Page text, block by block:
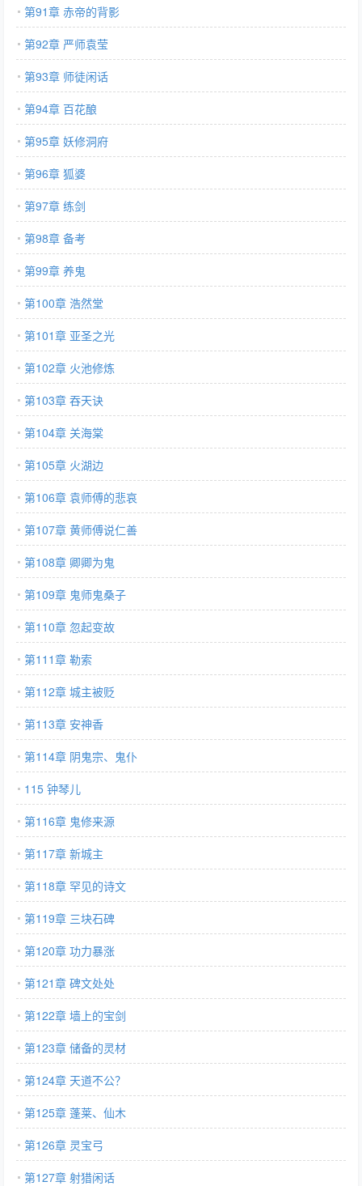
第91章 赤帝的背影
第92章 严师袁莹
第93章 师徒闲话
第94章 百花酿
第95章 妖修洞府
第96章 狐婆
第97章 练剑
第98章 备考
第99章 养鬼
第100章 浩然堂
第101章 亚圣之光
第102章 火池修炼
第103章 吞天诀
第104章 关海棠
第105章 火湖边
第106章 袁师傅的悲哀
第107章 黄师傅说仁善
第108章 卿卿为鬼
第109章 鬼师鬼桑子
第110章 忽起变故
第111章 勒索
第112章 城主被贬
第113章 安神香
第114章 阴鬼宗、鬼仆
115 钟琴儿
第116章 鬼修来源
第117章 新城主
第118章 罕见的诗文
第119章 三块石碑
第120章 功力暴涨
第121章 碑文处处
第122章 墙上的宝剑
第123章 储备的灵材
第124章 天道不公？
第125章 蓬莱、仙木
第126章 灵宝弓
第127章 射猎闲话